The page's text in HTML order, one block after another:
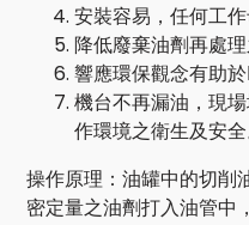
安裝容易，任何工作
降低廢棄油劑再處
響應環保觀念有助於
機台不再漏油，現
作環境之衛生及安全
操作原理：油罐中的切削
密定量之油劑打入油管中